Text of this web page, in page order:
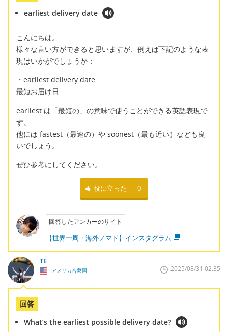
earliest delivery date
こんにちは。
様々な言い方ができると思いますが、例えば下記のような表
現はいかがでしょうか：
・earliest delivery date
最短お届け日
earliest は「最短の」の意味で使うことができる英語表現で
す。
他には fastest（最速の）や soonest（最も近い）なども良
いでしょう。
ぜひ参考にしてください。
役に立った 0
回答したアンカーのサイト
【世界一周・海外ノマド】インスタグラム
TE
アメリカ合衆国 2025/08/31 02:35
回答
What’s the earliest possible delivery date?